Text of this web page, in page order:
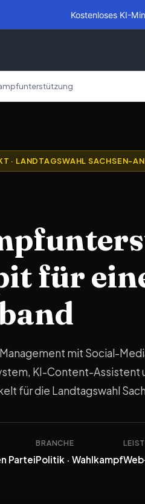
Kostenloses KI-
· LANDTAGSWAHL SACHSEN-
für
mit Social-
KI-Content-Assistent
für die Landtagswahl
Partei
BRANCHE
Politik · Wahlkampf